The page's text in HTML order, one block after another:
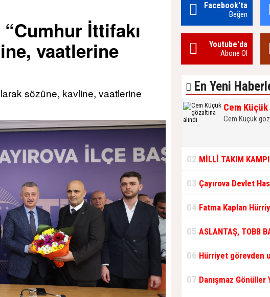
İttifakı
vaatlerine
sözüne, kavline, vaatlerine
Facebook'ta
Beğen
Youtube'da
Abone Ol
En Yeni
Cem Küçük
Cem Küçük
02 MİLLİ TAKIM KAMPINDA HEDEF
03 Çayırova Devlet
04 Fatma Kaplan Hürriyet
05 ASLANTAŞ, TOBB BAŞKANI
06 Hürriyet görevden
07 Danışmaz Gönüller